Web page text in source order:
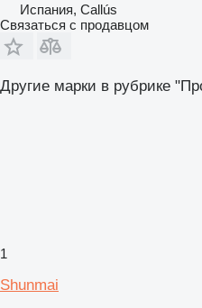
Испания, Callús
Связаться с продавцом
Другие марки в рубрике
1
Shunmai